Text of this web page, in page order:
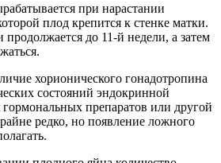
при нарастании
плод крепится к стенке матки.
продолжается до 11-й недели, а затем
хорионического гонадотропина
состояний эндокринной
препаратов или другой
редко, но появление ложного